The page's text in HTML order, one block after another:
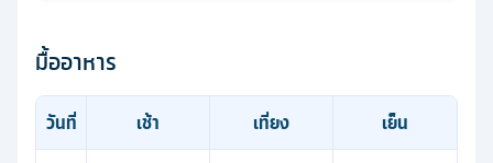
มื้ออาหาร
วันที่ เช้า เที่ยง
เย็น